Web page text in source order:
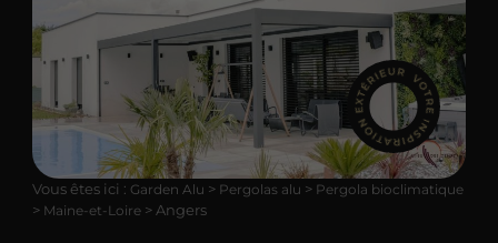
Vous êtes ici : Garden Alu > Pergolas alu > Pergola bioclimatique
> Maine-et-Loire >Angers